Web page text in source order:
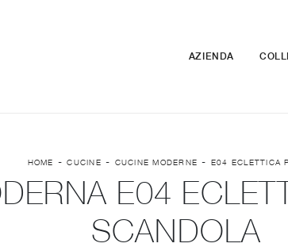
AZIENDA
HOME -CUCINE - CUCINE MODERNE - E04 ECLETTICA
E04
SCANDOLA